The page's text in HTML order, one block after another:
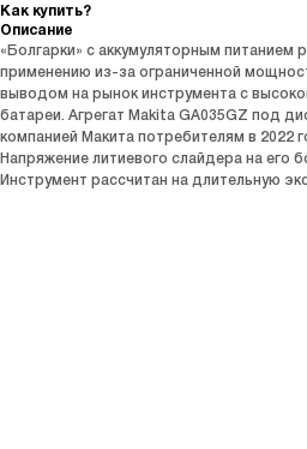
Как купить?
Описание
«Болгарки» с аккумуляторным питанием
применению из-за ограниченной
выводом на рынок инструмента с
батареи. Агрегат Makita GA035GZ под
компанией Макита потребителям в 2022
Напряжение литиевого слайдера на его
Инструмент рассчитан на длительную